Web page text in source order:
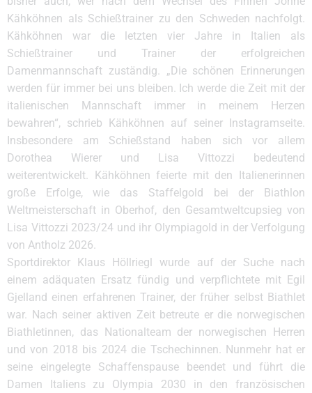
Kähköhnen als Schießtrainer zu den Schweden nachfolgt.
Kähköhnen war die letzten vier Jahre in Italien als
Schießtrainer und Trainer der erfolgreichen
Damenmannschaft zuständig. „Die schönen Erinnerungen
werden für immer bei uns bleiben. Ich werde die Zeit mit der
italienischen Mannschaft immer in meinem Herzen
bewahren“, schrieb Kähköhnen auf seiner Instagramseite.
Insbesondere am Schießstand haben sich vor allem
Dorothea Wierer und Lisa Vittozzi bedeutend
weiterentwickelt. Kähköhnen feierte mit den Italienerinnen
große Erfolge, wie das Staffelgold bei der Biathlon
Weltmeisterschaft in Oberhof, den Gesamtweltcupsieg von
Lisa Vittozzi 2023/24 und ihr Olympiagold in der Verfolgung
von Antholz 2026.
Sportdirektor Klaus Höllriegl wurde auf der Suche nach
einem adäquaten Ersatz fündig und verpflichtete mit Egil
Gjelland einen erfahrenen Trainer, der früher selbst Biathlet
war. Nach seiner aktiven Zeit betreute er die norwegischen
Biathletinnen, das Nationalteam der norwegischen Herren
und von 2018 bis 2024 die Tschechinnen. Nunmehr hat er
seine eingelegte Schaffenspause beendet und führt die
Damen Italiens zu Olympia 2030 in den französischen